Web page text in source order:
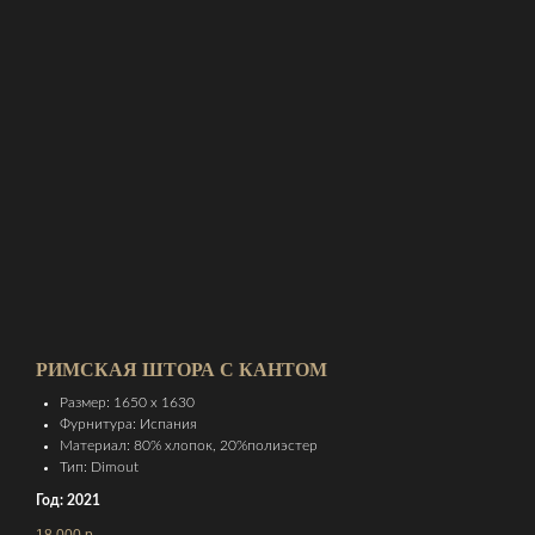
РИМСКАЯ ШТОРА С КАНТОМ
Размер: 1650 х 1630
Фурнитура: Испания
Материал: 80% хлопок, 20%полиэстер
Тип: Dimout
Год: 2021